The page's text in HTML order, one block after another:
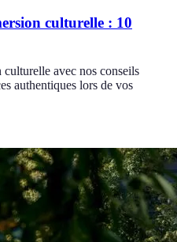
culturelle : 10
avec nos conseils
authentiques lors de vos